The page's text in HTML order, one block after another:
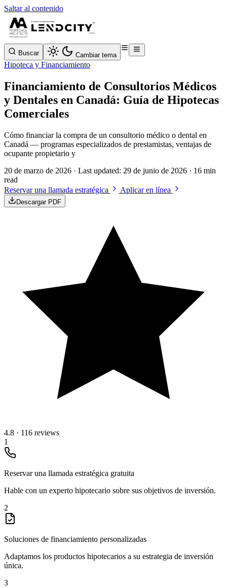
Saltar al contenido
Buscar Cambiar tema
Hipoteca y Financiamiento
Financiamiento de Consultorios Médicos
y Dentales en Canadá: Guía de Hipotecas
Comerciales
Cómo financiar la compra de un consultorio médico o dental en
Canadá — programas especializados de prestamistas, ventajas de
ocupante propietario y
20 de marzo de 2026 · Last updated: 29 de junio de 2026 · 16 min
read
Reservar una llamada estratégica
Aplicar en línea
Descargar PDF
4.8 · 116 reviews
1
Reservar una llamada estratégica gratuita
Hable con un experto hipotecario sobre sus objetivos de inversión.
2
Soluciones de financiamiento personalizadas
Adaptamos los productos hipotecarios a su estrategia de inversión
única.
3